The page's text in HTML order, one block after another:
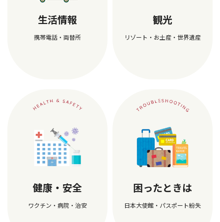
生活情報
携帯電話・両替所
観光
リゾート・お土産・世界遺産
健康・安全
ワクチン・病院・治安
困ったときは
日本大使館・パスポート紛失